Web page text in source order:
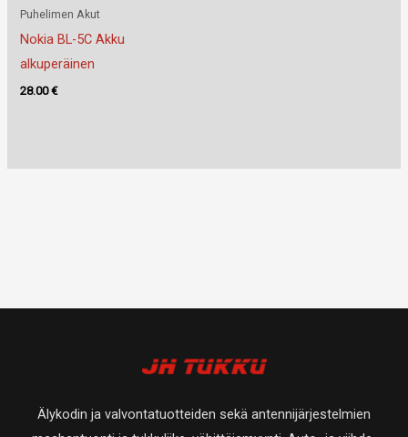
Puhelimen Akut
Nokia BL-5C Akku
alkuperäinen
28.00€
Älykodin ja valvontatuotteiden sekä antennijärjestelmien